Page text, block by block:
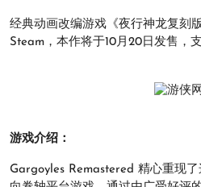
经典动画改编游戏《夜行神龙复刻
Steam，本作将于10月20日发售，
游戏介绍：
Gargoyles Remastered 精心重现